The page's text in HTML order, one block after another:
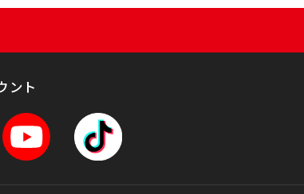
ント